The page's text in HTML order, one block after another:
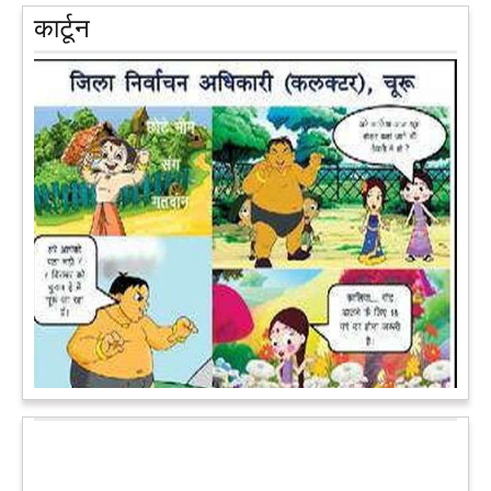
प्रतापगढ़ के कुंडा से बाहुबली विधायक रघुराज प्रताप सिंह उर्फ राजा भैया ने
शुक्रवार को लखनऊ में प्रेस कांफ्रेंस कर नई राजनीतिक पार्टी बनाने की
आधिकारिक घोषणा करते हुए पार्टी के मुद्दों के बारे में बताया.आगे पढ़ें
पेट पकड़ कर हंसने पर मजबूर हो जायेंगे आप जानवरों की ये अदाएं देखकर
कल्पना कीजिये उस दृश्य की, जिसमें कोई गिलहरी किसी मेंढक के साथ
लिप-लॉक कर रही हो। गिलहरी झूला झूल रही हो।आगे पढ़ें
कार्टून